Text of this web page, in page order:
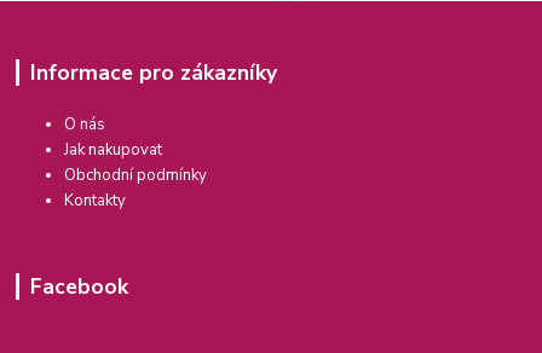
Informace pro zákazníky
O nás
Jak nakupovat
Obchodní podmínky
Kontakty
Facebook